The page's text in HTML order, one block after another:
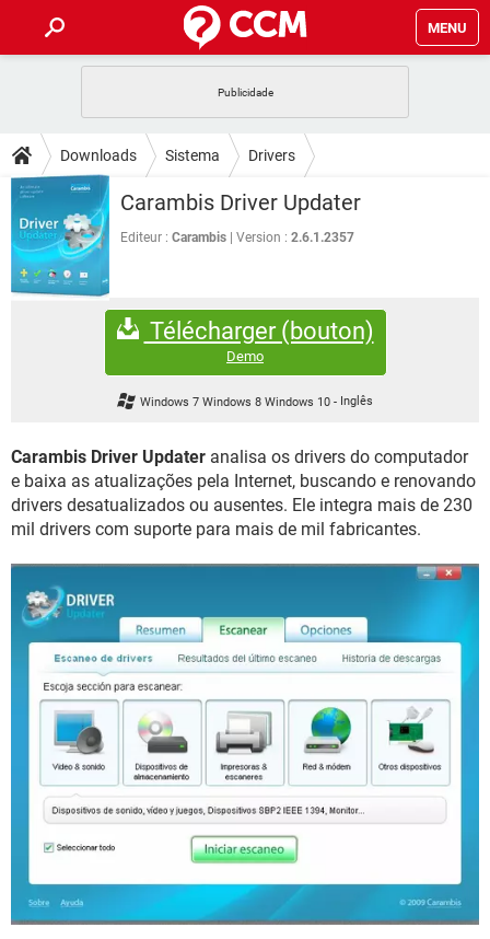
MENU
CELULAR FACEBOOK
OUTLOOK EXCEL
INSTAGRAM GMAIL
GUIA DE COMPRAS
DICAS
JOGOS WHATSAPP
CELULAR FACEBOOK
OUTLOOK
INSTAGRAM
GUIA DE COMPRAS
DOWNLOADS
JOGOS WHATSAPP
CELULAR
EXCEL
GMAIL
FÓRUM
JOGOS
FACEBOOK
EXCEL
GMAIL
WHATSAPP
INSTAGRAM GMAIL
GUIA DE COMPRAS
Downloads Sistema Drivers
Carambis Driver Updater
Editeur : Carambis Version : 2.6.1.2357
Télécharger (bouton)
Demo
Windows 7 Windows 8 Windows 10 - Inglês
Carambis Driver Updater analisa os drivers do computador
e baixa as atualizações pela Internet, buscando e renovando
drivers desatualizados ou ausentes. Ele integra mais de 230
mil drivers com suporte para mais de mil fabricantes.